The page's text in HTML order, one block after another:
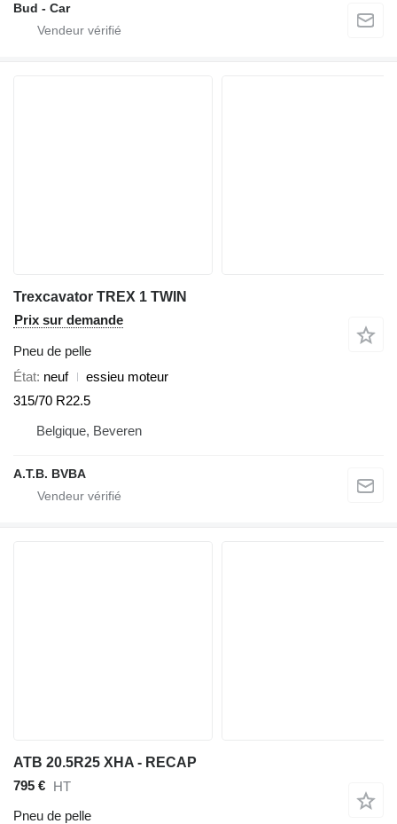
Bud - Car
Trexcavator TREX 1 TWIN
Prix sur demande
Pneu de pelle
État neuf
essieu moteur
315/70 R22.5
Belgique, Beveren
A.T.B. BVBA
ATB 20.5R25 XHA - RECAP
795 € HT
Pneu de pelle